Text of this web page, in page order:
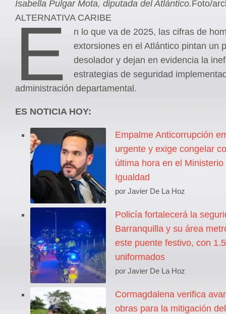
Isabella Pulgar Mota, diputada del Atlántico.Foto/
ALTERNATIVA CARIBE
E
n lo que va de 2025, las cifras de
extorsiones en el Atlántico pintan un
desolador y dejan en evidencia la
estrategias de seguridad
administración departamental.
ES NOTICIA HOY:
Empalme Anticorrupción
urgente y exige congelar
última hora en el Ministerio
Igualdad
por Javier De La Hoz
Policía fortalecerá la
Barranquilla y su área
este puente festivo, con
uniformados
por Javier De La Hoz
Cormagdalena verifica
obras para la mitigación